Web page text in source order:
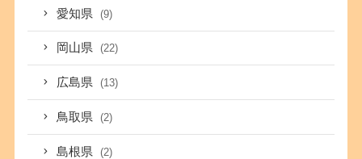
愛知県 (9)
岡山県 (22)
広島県 (13)
鳥取県 (2)
島根県 (2)